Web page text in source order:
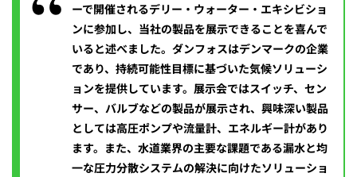
ーで開催されるデリー・ウォーター・エキシビショ
ンに参加し、当社の製品を展示できることを喜んで
いると述べました。ダンフォスはデンマークの企業
であり、持続可能性目標に基づいた気候ソリューシ
ョンを提供しています。展示会ではスイッチ、セン
サー、バルブなどの製品が展示され、興味深い製品
としては高圧ポンプや流量計、エネルギー計があり
ます。また、水道業界の主要な課題である漏水と均
一な圧力分散システムの解決に向けたソリューショ